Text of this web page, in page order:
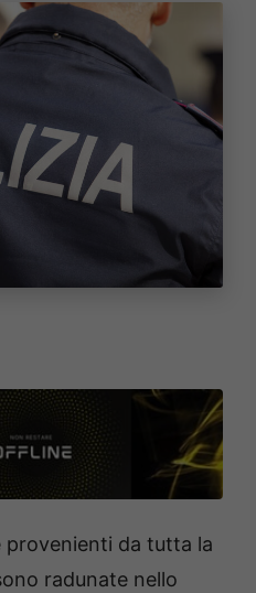
provenienti da tutta la
radunate nello